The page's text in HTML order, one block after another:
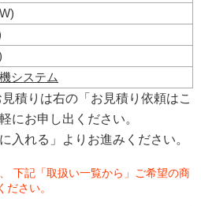
システム
積りは右の「お見積り依頼はこ
にお申し出ください。
入れる」よりお進みください。
下記「取扱い一覧から」ご希望の商
さい。